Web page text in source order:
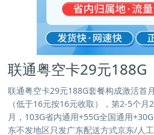
联通粤空卡29元188G
联通粤空卡29元188G套餐构成激活首
（低于16元按16元收取），第2-5个
月，103G省内通用+55G全国通用
东不发地区只发广东配送方式京东/人